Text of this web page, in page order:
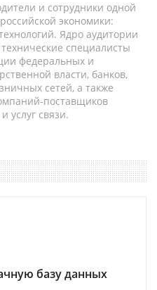
и сотрудники одной
экономики:
Ядро аудитории
специалисты
федеральных и
власти, банков,
сетей, а также
поставщиков
услуг связи.
базу данных